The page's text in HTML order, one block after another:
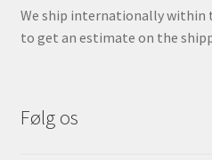
We ship internationally within
to get an estimate on the
Følg os